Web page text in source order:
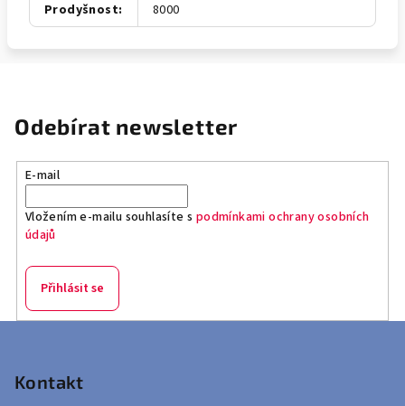
Prodyšnost: 8000
Odebírat newsletter
E-mail
Vložením e-mailu souhlasíte s podmínkami ochrany osobních
údajů
Přihlásit se
Kontakt